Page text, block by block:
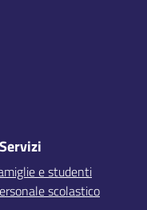
e studenti
scolastico